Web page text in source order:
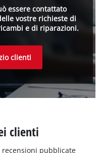
essere contattato
vostre richieste di
e di riparazioni.
clienti
clienti
recensioni pubblicate